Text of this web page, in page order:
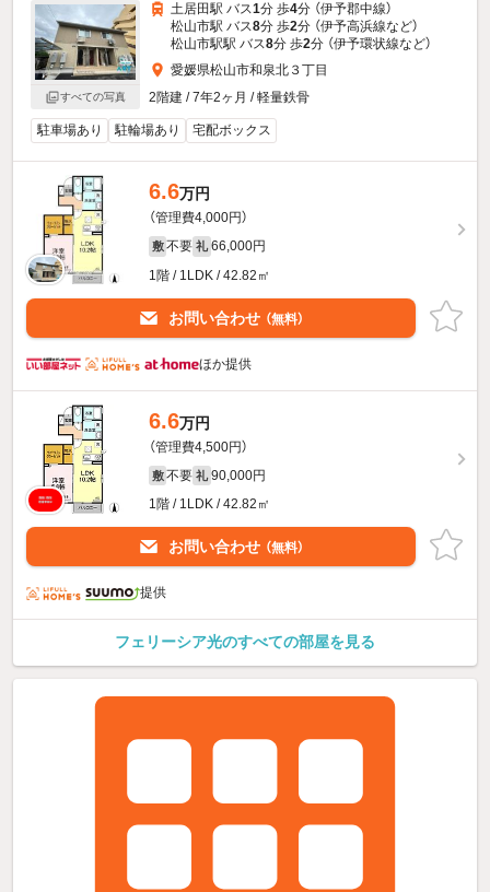
すべての写真
土居田駅 バス1分 歩4分 （伊予郡中線）
松山市駅 バス8分 歩2分 （伊予高浜線など）
松山市駅駅 バス8分 歩2分 （伊予環状線など）
愛媛県松山市和泉北３丁目
2階建 / 7年2ヶ月 / 軽量鉄骨
駐車場あり 駐輪場あり 宅配ボックス
6.6万円
（管理費4,000円）
敷 不要 礼 66,000円
1階 / 1LDK / 42.82㎡
お問い合わせ （無料）
ほか提供
6.6万円
（管理費4,500円）
敷 不要 礼 90,000円
1階 / 1LDK / 42.82㎡
お問い合わせ （無料）
提供
フェリーシア光のすべての部屋を見る